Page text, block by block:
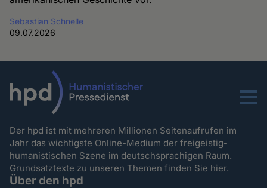
Sebastian Schnelle
09.07.2026
Menu
Der hpd ist mit mehreren Millionen Seitenaufrufen im
Jahr das wichtigste Online-Medium der freigeistig-
humanistischen Szene im deutschsprachigen Raum.
Grundsatztexte zu unseren Themenfinden Sie hier.
Über den hpd